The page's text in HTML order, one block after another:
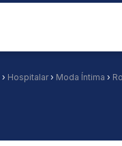
› Hospitalar› Moda Íntima ›